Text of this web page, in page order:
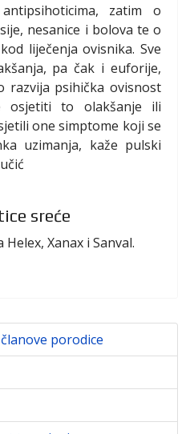
zatim o
nesanice i bolova te o
liječenja ovisnika. Sve
pa čak i euforije,
razvija psihička ovisnost
osjetiti to olakšanje ili
one simptome koji se
uzimanja, kaže pulski
sreće
Xanax i Sanval.
porodice